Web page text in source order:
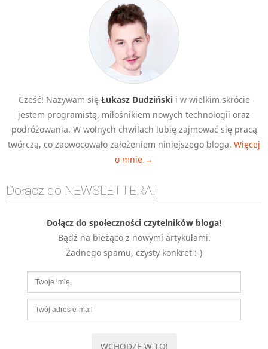
Elementarz Java
Pascal
WEB
.htaccess
HTML 5
CSS 3
JavaScript
Django
PHP
MOBILE
Android
KONTROLA WERSJI
Git
BAZY
SIECI
Cześć! Nazywam się Łukasz Dudzińskii w wielkim skrócie
jestem programistą, miłośnikiem nowych technologii oraz
podróżowania. W wolnych chwilach lubię zajmować się pracą
twórczą, co zaowocowało założeniem niniejszego bloga. Więcej
o mnie →
Dołącz do NEWSLETTERA!
Dołącz do społeczności czytelników bloga!
Bądź na bieżąco z nowymi artykułami.
Żadnego spamu, czysty konkret :-)